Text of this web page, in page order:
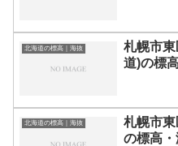
北海道の標高｜海抜
札幌市
道)の標
北海道の標高｜海抜
札幌市
の標高